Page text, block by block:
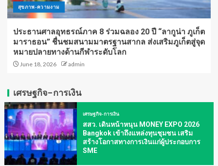
สุขภาพ-ความงาม
ประธานศาลอุทธรณ์ภาค 8 ร่วมฉลอง 20 ปี “ลากูน่า ภูเก็ต
มาราธอน” ชื่นชมสนามมาตรฐานสากล ส่งเสริมภูเก็ตสู่จุด
หมายปลายทางด้านกีฬาระดับโลก
June 18, 2026 admin
เศรษฐกิจ-การเงิน
เศรษฐกิจ-การเงิน
สสว. เดินหน้าหนุน MONEY EXPO 2026
Bangkok เข้าถึงแหล่งทุนชุมชน เสริม
สร้างโอกาสทางการเงินแก่ผู้ประกอบการ
SME